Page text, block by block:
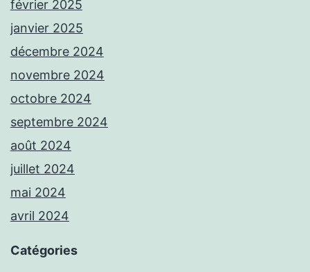
février 2025
janvier 2025
décembre 2024
novembre 2024
octobre 2024
septembre 2024
août 2024
juillet 2024
mai 2024
avril 2024
Catégories